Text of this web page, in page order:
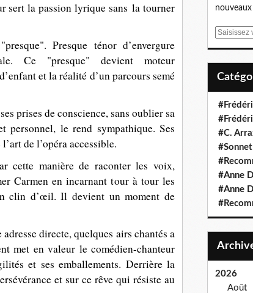
sert la passion lyrique sans la tourner
Presque ténor d’envergure
Ce "presque" devient moteur
et la réalité d’un parcours semé
prises de conscience, sans oublier sa
personnel, le rend sympathique. Ses
de l’opéra accessible.
cette manière de raconter les voix,
Carmen en incarnant tour à tour les
clin d’œil. Il devient un moment de
directe, quelques airs chantés a
met en valeur le comédien-chanteur
et ses emballements. Derrière la
et sur ce rêve qui résiste au
E
#C.
#Anne
#Anne
2026
Août